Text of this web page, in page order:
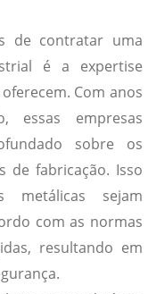
de contratar uma
é a expertise
Com anos
essas empresas
sobre os
de fabricação. Isso
metálicas sejam
com as normas
resultando em